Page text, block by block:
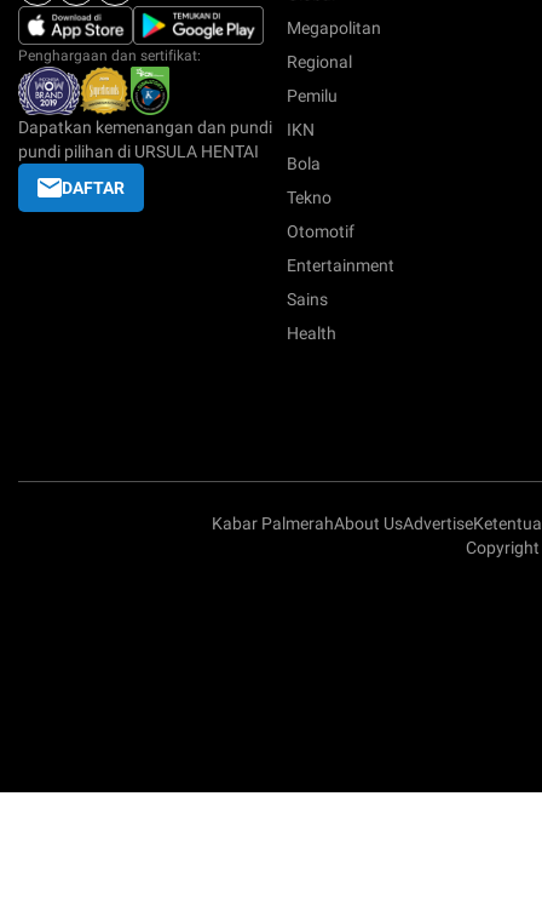
Penghargaan dan sertifikat:
Dapatkan kemenangan dan pundi
pundi pilihan di URSULA HENTAI
DAFTAR
Megapolitan
Regional
Pemilu
IKN
Bola
Tekno
Otomotif
Entertainment
Sains
Health
Kabar PalmerahAbout UsAdvertise
Copyright